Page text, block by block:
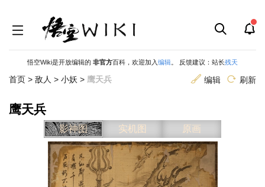
悟空Wiki是开放编辑的 非官方百科，欢迎加入编辑 。 反馈建议：站长残天
首页 > 敌人 > 小妖 > 鹰天兵 编辑 刷新
鹰天兵
影神图 实机图 原画